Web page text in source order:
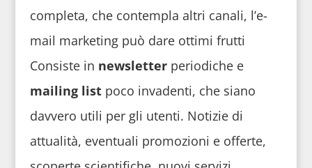
completa, che contempla altri canali, l’e-
mail marketing può dare ottimi frutti
Consiste in newsletterperiodiche e
mailing listpoco invadenti, che siano
davvero utili per gli utenti. Notizie di
attualità, eventuali promozioni e offerte,